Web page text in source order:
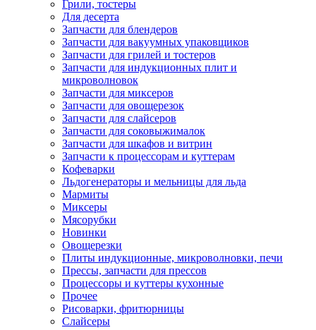
Грили, тостеры
Для десерта
Запчасти для блендеров
Запчасти для вакуумных упаковщиков
Запчасти для грилей и тостеров
Запчасти для индукционных плит и
микроволновок
Запчасти для миксеров
Запчасти для овощерезок
Запчасти для слайсеров
Запчасти для соковыжималок
Запчасти для шкафов и витрин
Запчасти к процессорам и куттерам
Кофеварки
Льдогенераторы и мельницы для льда
Мармиты
Миксеры
Мясорубки
Новинки
Овощерезки
Плиты индукционные, микроволновки, печи
Прессы, запчасти для прессов
Процессоры и куттеры кухонные
Прочее
Рисоварки, фритюрницы
Слайсеры